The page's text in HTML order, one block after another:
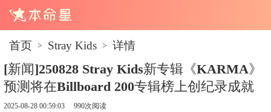
首页 > Stray Kids > 详情
[新闻]250828 Stray Kids新专辑《KARMA》
预测将在Billboard 200专辑榜上创纪录成就
2025-08-28 00:59:03 990次阅读